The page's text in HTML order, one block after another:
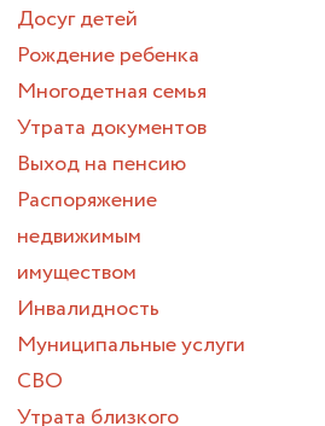
Досуг детей
Рождение ребенка
Многодетная семья
Утрата документов
Выход на пенсию
Распоряжение
недвижимым
имуществом
Инвалидность
Муниципальные услуги
СВО
Утрата близкого